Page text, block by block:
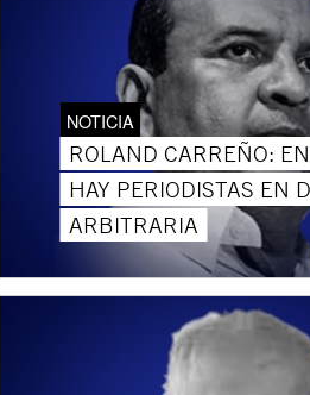
NOTICIA
ROLAND CARREÑO:
HAY PERIODISTAS EN
ARBITRARIA